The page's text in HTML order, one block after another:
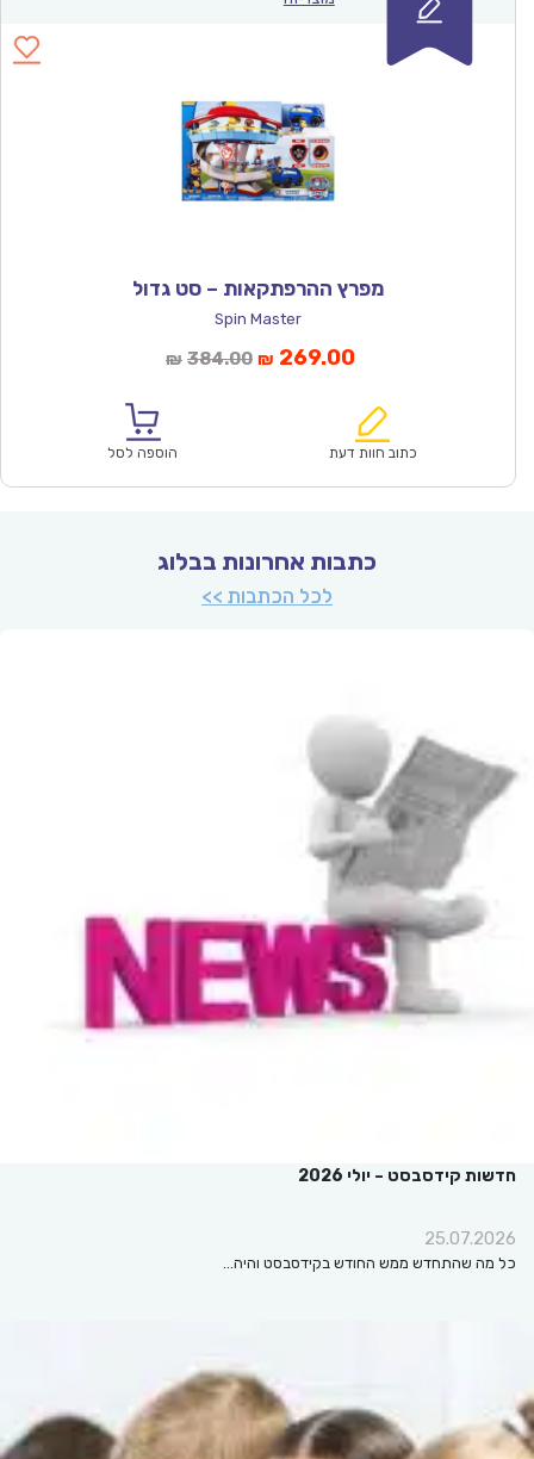
מפרץ ההרפתקאות – סט גדול
Spin Master
₪ 384.00המחיר
₪384.00.
₪ 269.00המחיר
הוא:
כתוב חוות דעת הוספה לסל
כתבות אחרונות בבלוג
לכל הכתבות >>
חדשות קידסבסט – יולי 2026
25.07.2026
כל מה שהתחדש ממש החודש בקידסבסט והיה…